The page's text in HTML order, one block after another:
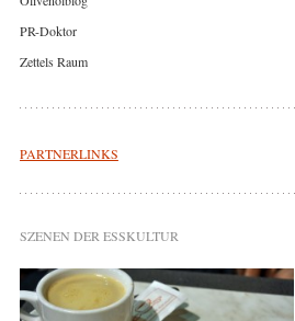
PR-Doktor
Zettels Raum
PARTNERLINKS
SZENEN DER ESSKULTUR